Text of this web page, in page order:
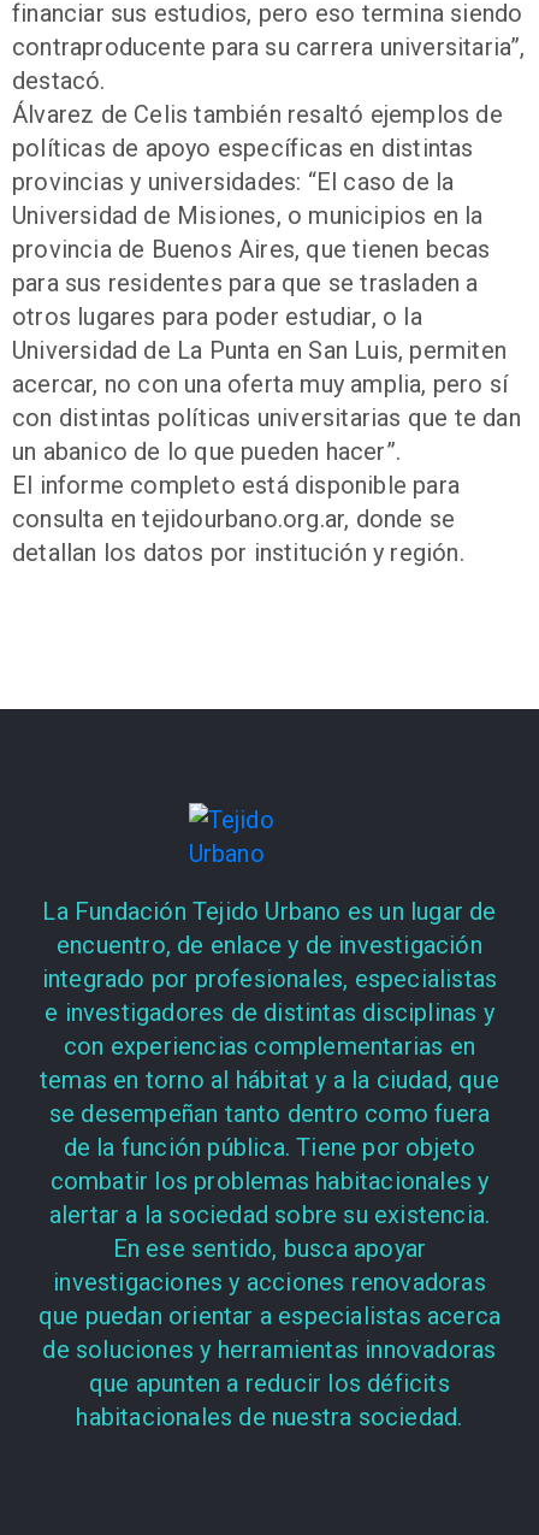
financiar sus estudios, pero eso termina siendo
contraproducente para su carrera universitaria”,
destacó.
Álvarez de Celis también resaltó ejemplos de
políticas de apoyo específicas en distintas
provincias y universidades: “El caso de la
Universidad de Misiones, o municipios en la
provincia de Buenos Aires, que tienen becas
para sus residentes para que se trasladen a
otros lugares para poder estudiar, o la
Universidad de La Punta en San Luis, permiten
acercar, no con una oferta muy amplia, pero sí
con distintas políticas universitarias que te dan
un abanico de lo que pueden hacer”.
El informe completo está disponible para
consulta en tejidourbano.org.ar, donde se
detallan los datos por institución y región.
La Fundación Tejido Urbano es un lugar de
encuentro, de enlace y de investigación
integrado por profesionales, especialistas
e investigadores de distintas disciplinas y
con experiencias complementarias en
temas en torno al hábitat y a la ciudad, que
se desempeñan tanto dentro como fuera
de la función pública. Tiene por objeto
combatir los problemas habitacionales y
alertar a la sociedad sobre su existencia.
En ese sentido, busca apoyar
investigaciones y acciones renovadoras
que puedan orientar a especialistas acerca
de soluciones y herramientas innovadoras
que apunten a reducir los déficits
habitacionales de nuestra sociedad.